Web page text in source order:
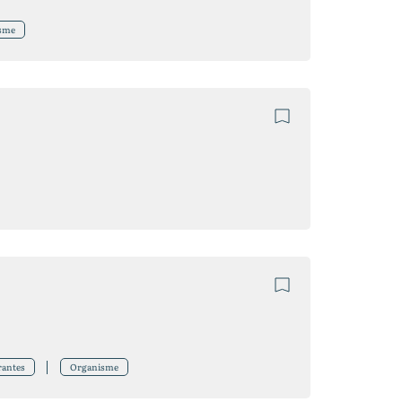
Organisme